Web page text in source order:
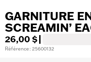
GARNITURE
SCREAMIN’
26,00 $
Référence : 25600132